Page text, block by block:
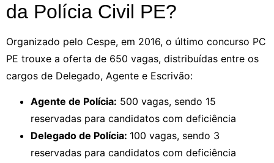
da Polícia Civil PE?
Organizado pelo Cespe, em 2016, o último concurso PC
PE trouxe a oferta de 650 vagas, distribuídas entre os
cargos de Delegado, Agente e Escrivão:
Agente de Polícia: 500 vagas, sendo 15
reservadas para candidatos com deficiência
Delegado de Polícia: 100 vagas, sendo 3
reservadas para candidatos com deficiência